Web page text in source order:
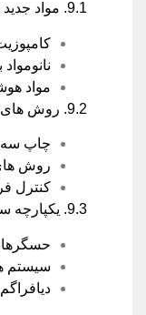
9.1. مواد جدید و تأثیر بر طراحی
مواد
9.2. روش های تولید پیشرفته
چاپ سه
روش
کنترل
9.3. یکپارچه سازی با سیستم های هوشمند
سیستم